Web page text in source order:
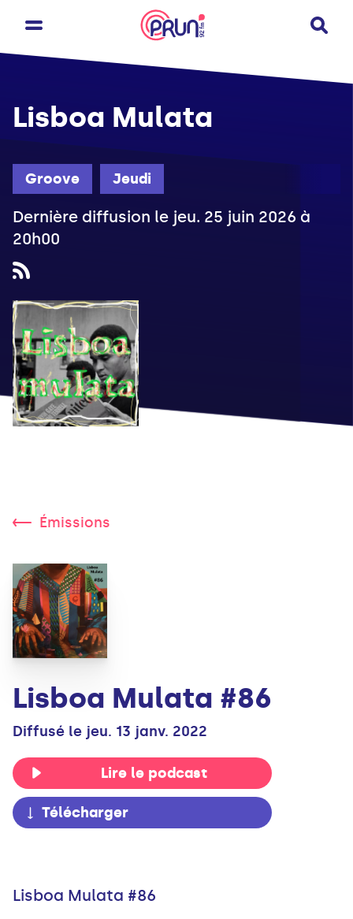
Groove Jeudi
Lisboa Mulata
Dernière diffusion le jeu. 25 juin 2026 à
20h00
Émissions
Lisboa Mulata #86
Diffusé le jeu. 13 janv. 2022
Lire le podcast
Télécharger
Lisboa Mulata #86